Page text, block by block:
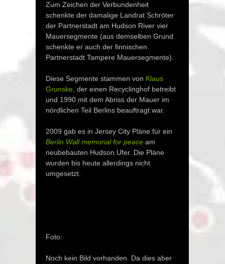
Zum Zeichen der Verbundenheit
schenkte der damalige Landrat Schröter
der Partnerstadt am Hudson River vier
Mauersegmente (aus demselben Grund
schenkte er auch der finnischen
Partnerstadt Tampere Mauersegmente).
Diese Segmente stammen von Klaus
Grunske , der einen Recyclinghof betreibt
und 1990 mit dem Abriss der Mauer im
nördlichen Teil Berlins beauftragt war.
2009 gab es in Jersey City Pläne für ein
Berlin Wall memorial for peace am
neubebauten Hudson Ufer. Die Pläne
wurden bis heute allerdings nicht
umgesetzt.
Foto:
Noch kein Bild vorhanden. Da dies aber